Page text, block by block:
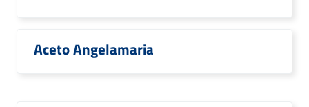
Aceto Angelamaria